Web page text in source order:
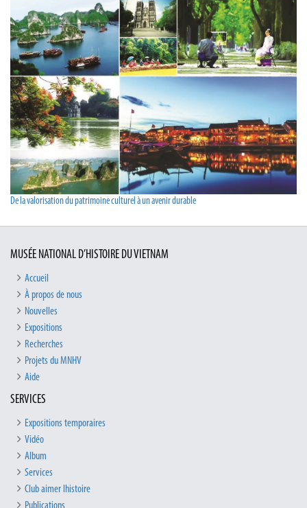
De la valorisation du patrimoine culturel à un avenir durable
MUSÉE NATIONAL D’HISTOIRE DU VIETNAM
Accueil
À propos de nous
Nouvelles
Expositions
Recherches
Projets du MNHV
Aide
SERVICES
Expositions temporaires
Vidéo
Album
Services
Club aimer lhistoire